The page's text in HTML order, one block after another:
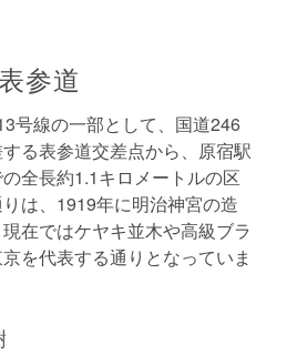
参道
号線の一部として、国道246
る表参道交差点から、原宿駅
全長約1.1キロメートルの区
は、1919年に明治神宮の造
在ではケヤキ並木や高級ブラ
を代表する通りとなっていま